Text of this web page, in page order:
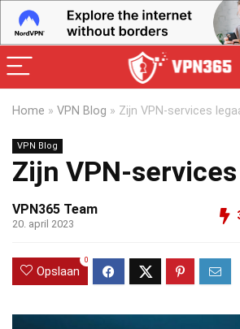
Home » VPN Blog » Zijn VPN-services
VPN Blog
Zijn VPN-
VPN365 Team
20. april 2023
Opslaan
0